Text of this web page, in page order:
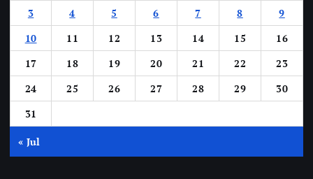
3
4 5 6 7 8
9
10
11 12 13 14 15
16
17
18 19 20 21 22
23
24
25 26 27 28 29
30
31
« Jul